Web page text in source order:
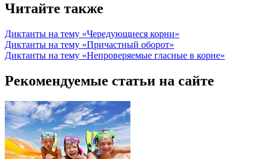
Читайте также
Диктанты на тему «Чередующиеся корни»
Диктанты на тему «Причастный оборот»
Диктанты на тему «Непроверяемые гласные в корне»
Рекомендуемые статьи на сайте